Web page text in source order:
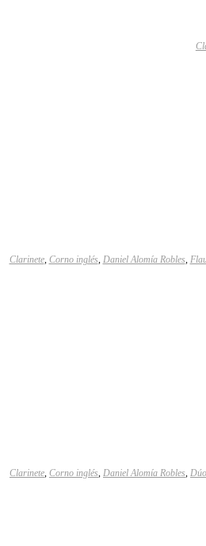
Clarinete, Corno inglés, Daniel Alomía Robles,
Clarinete, Corno inglés, Daniel Alomía Robles,